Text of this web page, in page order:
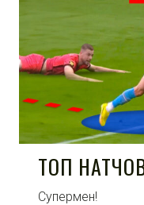
ТОП
Супермен!